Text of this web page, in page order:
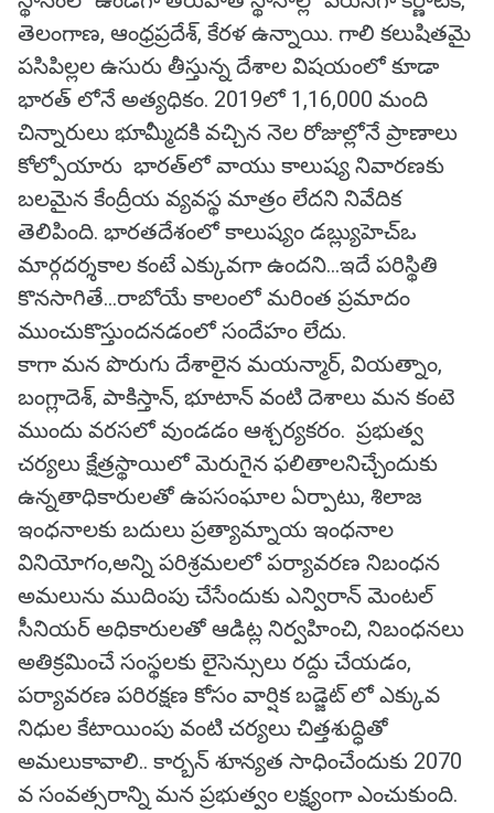
తెలంగాణ, ఆంధ్రప్రదేశ్‌, కేరళ ఉన్నాయి. గాలి కలుషితమై
పసిపిల్లల ఉసురు తీస్తున్న దేశాల విషయంలో కూడా
భారత్‌ లోనే అత్యధికం. 2019లో 1,16,000 మంది
చిన్నారులు భూమ్మీదకి వచ్చిన నెల రోజుల్లోనే ప్రాణాలు
కోల్పోయారు భారత్‌లో వాయు కాలుష్య నివారణకు
బలమైన కేంద్రీయ వ్యవస్థ మాత్రం లేదని నివేదిక
తెలిపింది. భారతదేశంలో కాలుష్యం డబ్ల్యుహెచ్‌ఒ
మార్గదర్శకాల కంటే ఎక్కువగా ఉందని...ఇదే పరిస్థితి
కొనసాగితే...రాబోయే కాలంలో మరింత ప్రమాదం
ముంచుకొస్తుందనడంలో సందేహం లేదు.
కాగా మన పొరుగు దేశాలైన మయన్మార్, వియత్నాం,
బంగ్లాదెశ్, పాకిస్తాన్, భూటాన్ వంటి దెశాలు మన కంటె
ముందు వరసలో వుండడం ఆశ్చర్యకరం. ప్రభుత్వ
చర్యలు క్షేత్రస్థాయిలో మెరుగైన ఫలితాలనిచ్చేందుకు
ఉన్నతాధికారులతో ఉపసంఘాల ఏర్పాటు, శిలాజ
ఇంధనాలకు బదులు ప్రత్యామ్నాయ ఇంధనాల
వినియోగం,అన్ని పరిశ్రమలలో పర్యావరణ నిబంధన
అమలును ముదింపు చేసేందుకు ఎన్విరాన్ మెంటల్
సీనియర్ అధికారులతో ఆడిట్ల నిర్వహించి, నిబంధనలు
అతిక్రమించే సంస్థలకు లైసెన్సులు రద్దు చేయడం,
పర్యావరణ పరిరక్షణ కోసం వార్షిక బడ్జెట్ లో ఎక్కువ
నిధుల కేటాయింపు వంటి చర్యలు చిత్తశుద్ధితో
అమలుకావాలి.. కార్బన్ శూన్యత సాధించేందుకు 2070
వ సంవత్సరాన్ని మన ప్రభుత్వం లక్ష్యంగా ఎంచుకుంది.